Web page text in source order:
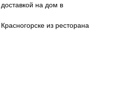
на дом в
из ресторана